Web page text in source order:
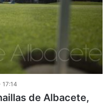
17:14
de Albacete,